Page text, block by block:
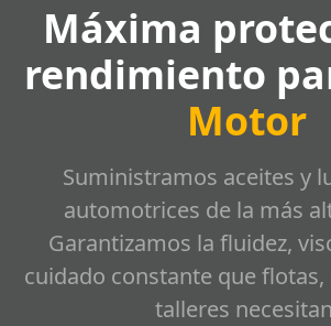
Máxima
rendimiento
Motor
Suministramos aceites y
automotrices de la más
Garantizamos la fluidez,
cuidado constante que
talleres